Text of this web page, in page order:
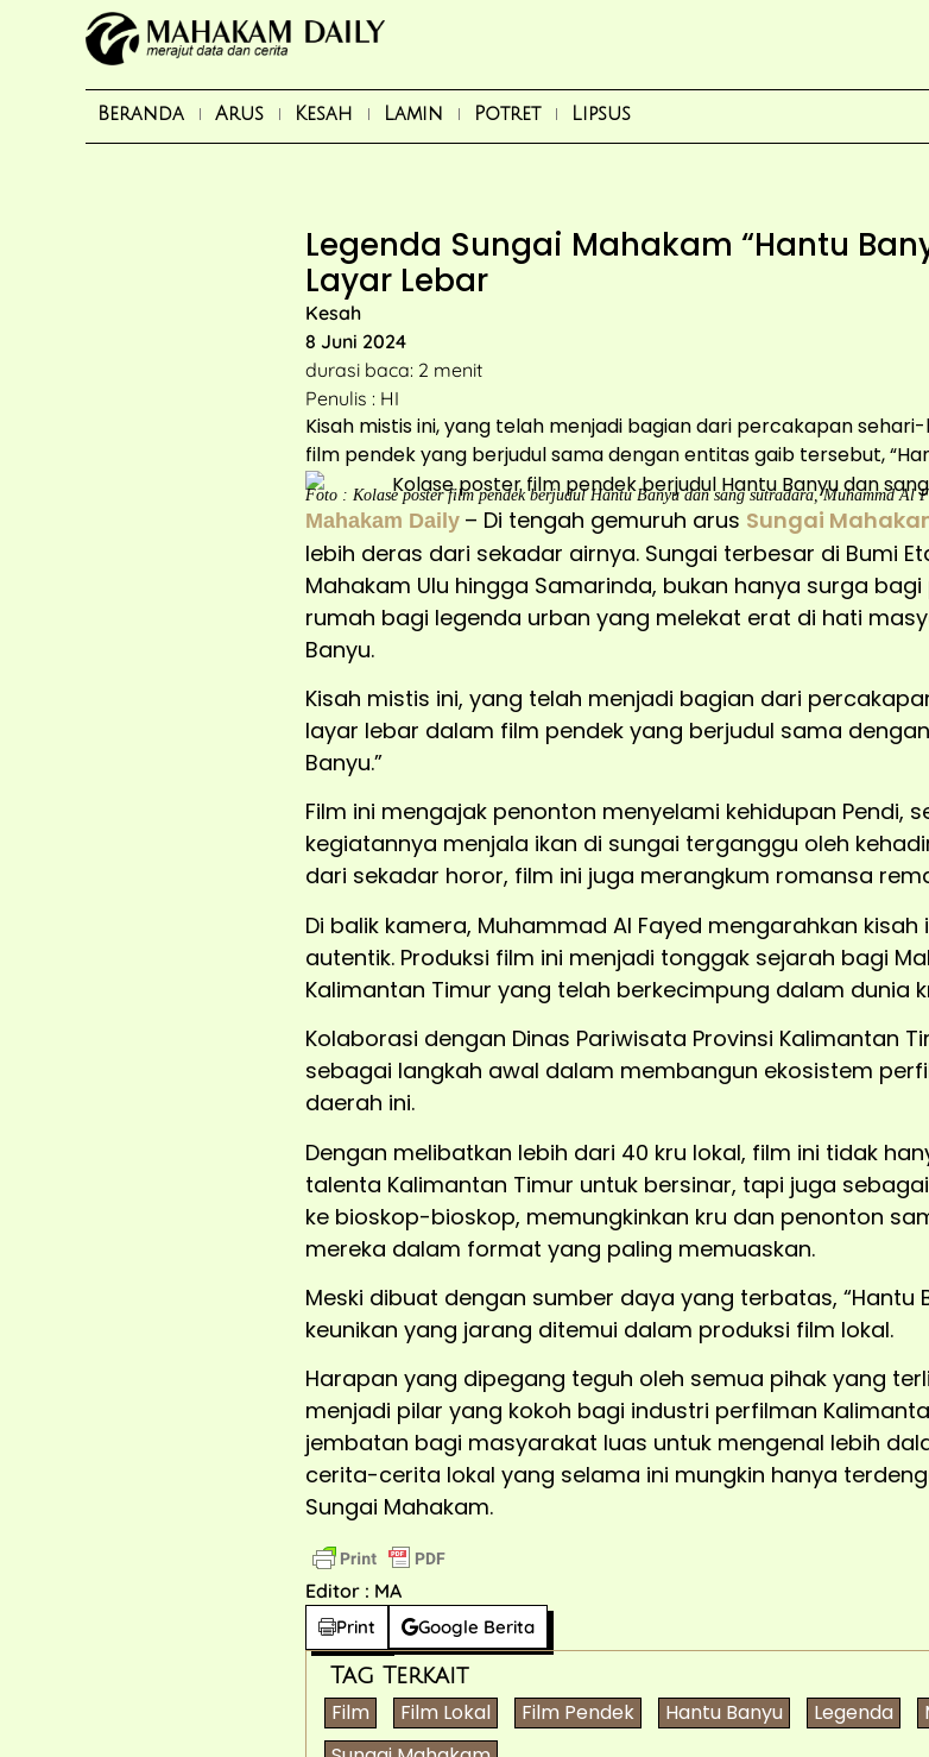
Beranda Arus Kesah Lamin Potret Lipsus
Legenda Sungai Mahakam “Hantu
Layar Lebar
Kesah
8 Juni 2024
durasi baca: 2 menit
Penulis : HI
Kisah mistis ini, yang telah menjadi bagian dari percakapan
film pendek yang berjudul sama dengan entitas gaib tersebut,
Foto : Kolase poster film pendek berjudul Hantu Banyu dan sang sutradara, Muhammd Al
Mahakam Daily – Di tengah gemuruh arus Sungai
lebih deras dari sekadar airnya. Sungai terbesar di Bumi
Mahakam Ulu hingga Samarinda, bukan hanya surga
rumah bagi legenda urban yang melekat erat di hati
Banyu.
Kisah mistis ini, yang telah menjadi bagian dari
layar lebar dalam film pendek yang berjudul sama
Banyu.”
Film ini mengajak penonton menyelami kehidupan Pendi,
kegiatannya menjala ikan di sungai terganggu oleh
dari sekadar horor, film ini juga merangkum romansa
Di balik kamera, Muhammad Al Fayed mengarahkan
autentik. Produksi film ini menjadi tonggak sejarah bagi
Kalimantan Timur yang telah berkecimpung dalam dunia
Kolaborasi dengan Dinas Pariwisata Provinsi Kalimantan
sebagai langkah awal dalam membangun ekosistem
daerah ini.
Dengan melibatkan lebih dari 40 kru lokal, film ini tidak
talenta Kalimantan Timur untuk bersinar, tapi juga
ke bioskop-bioskop, memungkinkan kru dan penonton
mereka dalam format yang paling memuaskan.
Meski dibuat dengan sumber daya yang terbatas, “Hantu
keunikan yang jarang ditemui dalam produksi film lokal.
Harapan yang dipegang teguh oleh semua pihak yang
menjadi pilar yang kokoh bagi industri perfilman
jembatan bagi masyarakat luas untuk mengenal lebih
cerita-cerita lokal yang selama ini mungkin hanya
Sungai Mahakam.
Editor : MA
Print Google Berita
Tag Terkait
Film Film Lokal Film Pendek Hantu Banyu Legenda